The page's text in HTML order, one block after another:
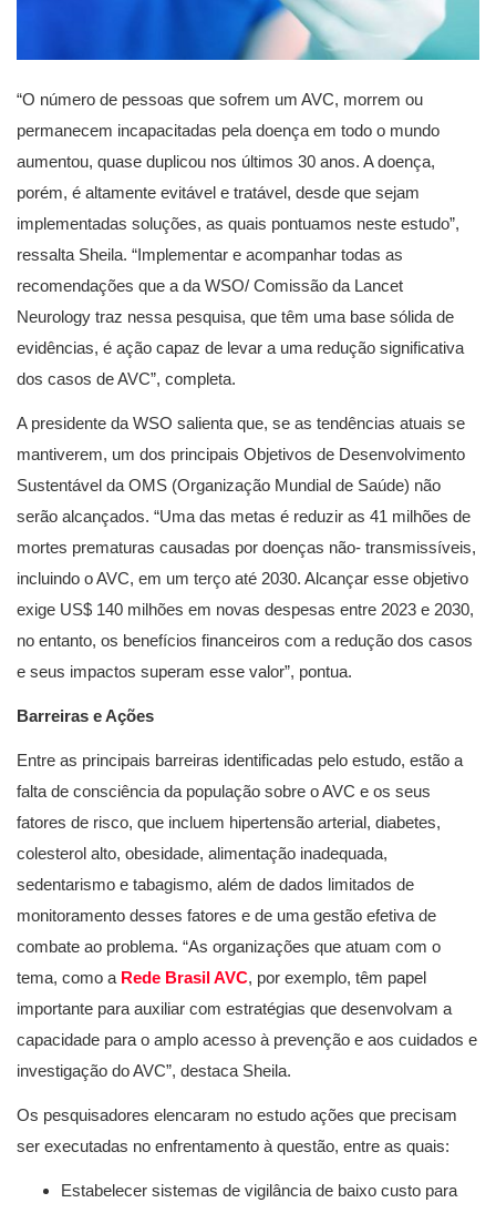
“O número de pessoas que sofrem um AVC, morrem ou
permanecem incapacitadas pela doença em todo o mundo
aumentou, quase duplicou nos últimos 30 anos. A doença,
porém, é altamente evitável e tratável, desde que sejam
implementadas soluções, as quais pontuamos neste estudo”,
ressalta Sheila. “Implementar e acompanhar todas as
recomendações que a da WSO/ Comissão da Lancet
Neurology traz nessa pesquisa, que têm uma base sólida de
evidências, é ação capaz de levar a uma redução significativa
dos casos de AVC”, completa.
A presidente da WSO salienta que, se as tendências atuais se
mantiverem, um dos principais Objetivos de Desenvolvimento
Sustentável da OMS (Organização Mundial de Saúde) não
serão alcançados. “Uma das metas é reduzir as 41 milhões de
mortes prematuras causadas por doenças não- transmissíveis,
incluindo o AVC, em um terço até 2030. Alcançar esse objetivo
exige US$ 140 milhões em novas despesas entre 2023 e 2030,
no entanto, os benefícios financeiros com a redução dos casos
e seus impactos superam esse valor”, pontua.
Barreiras e Ações
Entre as principais barreiras identificadas pelo estudo, estão a
falta de consciência da população sobre o AVC e os seus
fatores de risco, que incluem hipertensão arterial, diabetes,
colesterol alto, obesidade, alimentação inadequada,
sedentarismo e tabagismo, além de dados limitados de
monitoramento desses fatores e de uma gestão efetiva de
combate ao problema. “As organizações que atuam com o
tema, como a Rede Brasil AVC, por exemplo, têm papel
importante para auxiliar com estratégias que desenvolvam a
capacidade para o amplo acesso à prevenção e aos cuidados e
investigação do AVC”, destaca Sheila.
Os pesquisadores elencaram no estudo ações que precisam
ser executadas no enfrentamento à questão, entre as quais:
Estabelecer sistemas de vigilância de baixo custo para